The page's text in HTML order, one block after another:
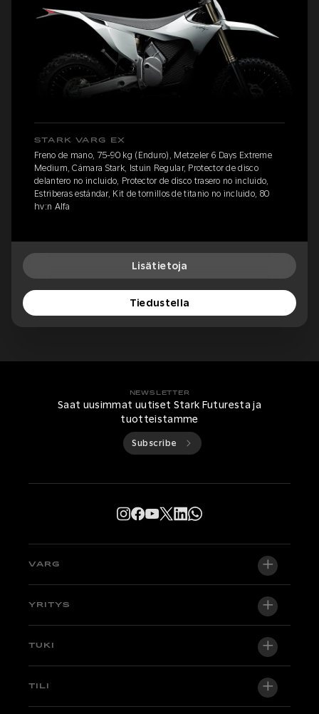
STARK VARG EX
Freno de mano, 75-90 kg (Enduro), Metzeler 6 Days Extreme
Medium, Cámara Stark, Istuin Regular, Protector de disco
delantero no incluido, Protector de disco trasero no incluido,
Estriberas estándar, Kit de tornillos de titanio no incluido, 80
hv:n Alfa
Lisätietoja
Tiedustella
NEWSLETTER
Saat uusimmat uutiset Stark Futuresta ja
tuotteistamme
Subscribe
VARG
VARG EX
Factory Edition
Pyöriä varastossa
YRITYS
Tietoa meistä
TUKI
Tuki
TILI